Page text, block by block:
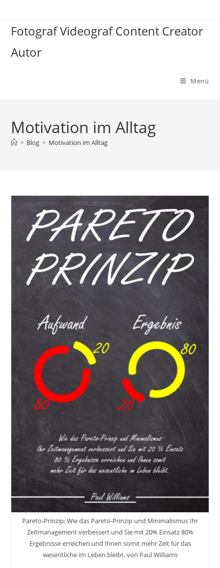
springen
Fotograf Videograf Content Creator
Autor
Menü
Motivation im Alltag
> Blog > Motivation im Alltag
Pareto-Prinzip: Wie das Pareto-Prinzip und Minimalismus Ihr
Zeitmanagement verbessert und Sie mit 20% Einsatz 80%
Ergebnisse erreichen und Ihnen somit mehr Zeit für das
wesentliche im Leben bleibt. von Paul Williams